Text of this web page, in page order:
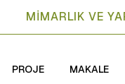
MİMARLIK VE
PROJE MAKALE